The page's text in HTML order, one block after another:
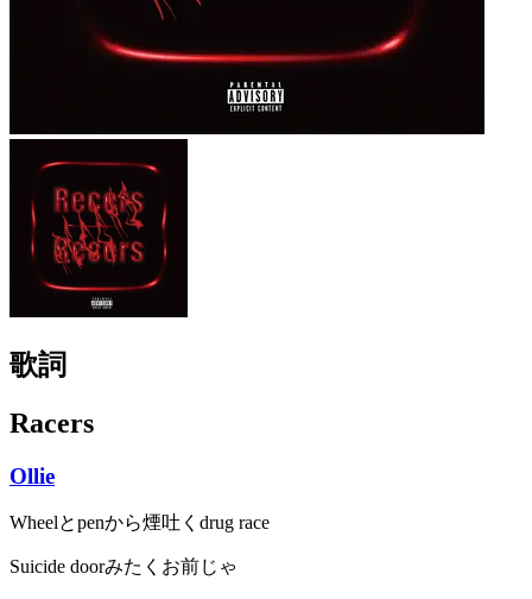
歌詞
Racers
Ollie
Wheelとpenから煙吐くdrug race
Suicide doorみたくお前じゃ